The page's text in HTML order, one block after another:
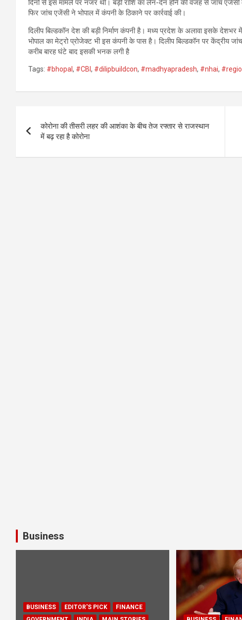
दिनों से इस मामले पर नजर थी। बड़ी राशि का लेन-देन होने की वजह से जांच
फिर जांच एजेंसी ने भोपाल में कंपनी के ठिकाने पर कार्रवाई की।
दिलीप बिल्डकॉन देश की बड़ी निर्माण कंपनी है। मध्य प्रदेश के अलावा इसके
भोपाल का मेट्रो प्रोजेक्ट भी इस कंपनी के पास है। दिलीप बिल्डकॉन पर केंद्रीय
करीब बारह घंटे बाद इसकी भनक लगी है
Tags: #bhopal , #CBI , #dilipbuildcon, #madhyapradesh, #nhai,
navigation
कोरोना की तीसरी लहर की आशंका के बीच तेज रफ्तार से राजस्थान
में बढ़ रहा है कोरोना
Business
BUSINESS EDITOR'S PICK
FINANCE